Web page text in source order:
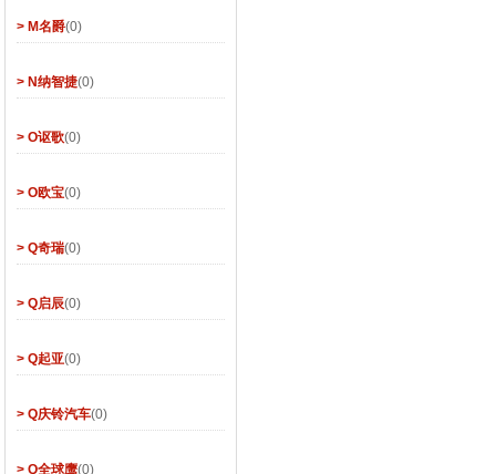
> M名爵(0)
> N纳智捷(0)
> O讴歌(0)
> O欧宝(0)
> Q奇瑞(0)
> Q启辰(0)
> Q起亚(0)
> Q庆铃汽车(0)
> Q全球鹰(0)